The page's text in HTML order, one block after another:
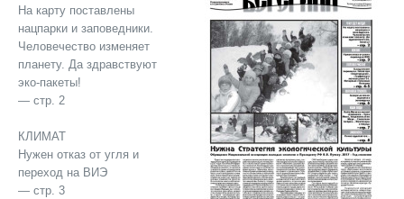
На карту поставлены
нацпарки и заповедники.
Человечество изменяет
планету. Да здравствуют
эко-пакеты!
— стр. 2
КЛИМАТ
Нужен отказ от угля и
переход на ВИЭ
— стр. 3